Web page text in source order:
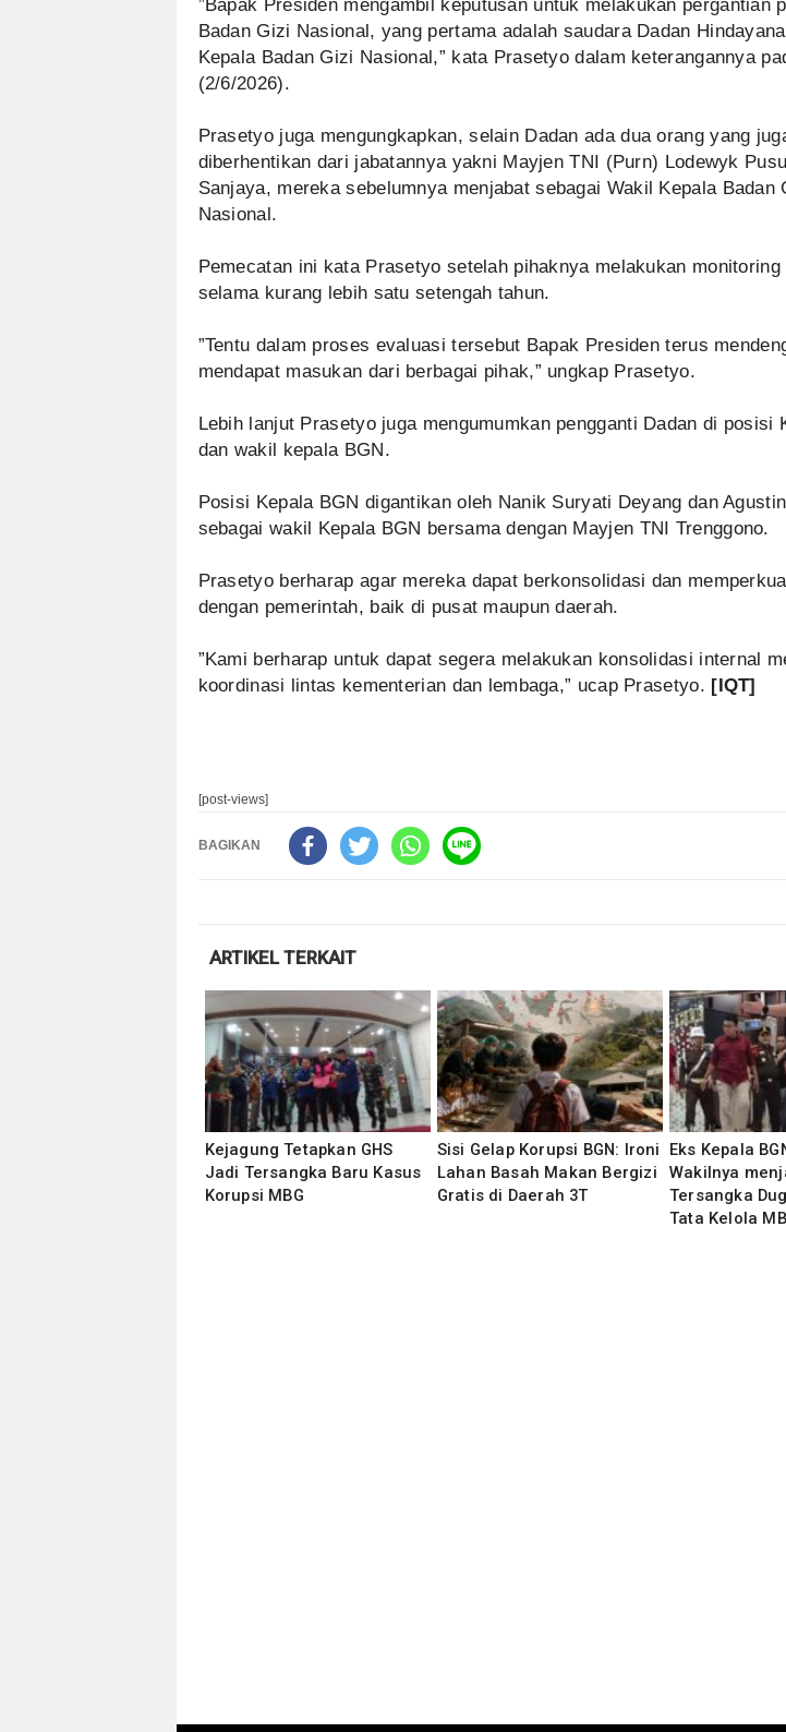
‎”Bapak Presiden mengambil keputusan untuk melakukan pergantian
Badan Gizi Nasional, yang pertama adalah saudara Dadan
Kepala Badan Gizi Nasional,” kata Prasetyo dalam keterangannya
(2/6/2026).
‎Prasetyo juga mengungkapkan, selain Dadan ada dua orang yang
diberhentikan dari jabatannya yakni Mayjen TNI (Purn) Lodewyk
Sanjaya, mereka sebelumnya menjabat sebagai Wakil Kepala Badan
Nasional.
‎Pemecatan ini kata Prasetyo setelah pihaknya melakukan monitoring
selama kurang lebih satu setengah tahun.
‎”Tentu dalam proses evaluasi tersebut Bapak Presiden terus
mendapat masukan dari berbagai pihak,” ungkap Prasetyo.
‎Lebih lanjut Prasetyo juga mengumumkan pengganti Dadan di posisi
dan wakil kepala BGN.
‎Posisi Kepala BGN digantikan oleh Nanik Suryati Deyang dan
sebagai wakil Kepala BGN bersama dengan Mayjen TNI Trenggono.
‎Prasetyo berharap agar mereka dapat berkonsolidasi dan
dengan pemerintah, baik di pusat maupun daerah.
‎”Kami berharap untuk dapat segera melakukan konsolidasi internal
koordinasi lintas kementerian dan lembaga,” ucap Prasetyo. [IQT]
[post-views]
BAGIKAN
ARTIKEL TERKAIT
Kejagung Tetapkan GHS
Jadi Tersangka Baru Kasus
Korupsi MBG
Sisi Gelap Korupsi BGN: Ironi
Lahan Basah Makan Bergizi
Gratis di Daerah 3T
Eks Kepala
Wakilnya
Tersangka
Tata Kelola